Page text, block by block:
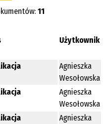
11
Użytkownik
Agnieszka
Wesołowska
Agnieszka
Wesołowska
Agnieszka